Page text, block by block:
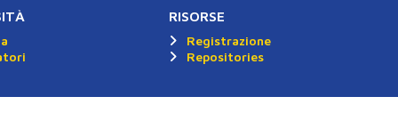
RISORSE
Registrazione
Repositories